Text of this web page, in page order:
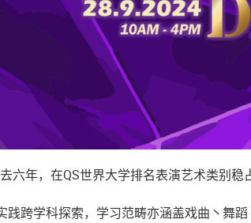
年，在QS世界大学排名表演艺术类别稳
跨学科探索，学习范畴亦涵盖戏曲丶舞